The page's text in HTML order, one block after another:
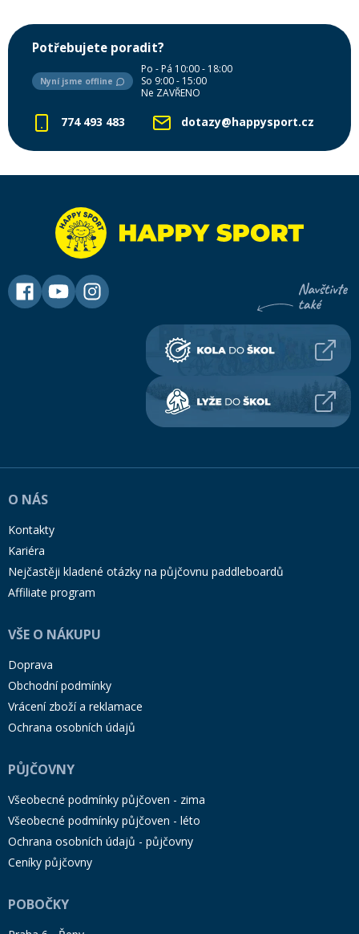
Potřebujete poradit?
Nyní jsme offline
Po - Pá 10:00 - 18:00
So 9:00 - 15:00
Ne ZAVŘENO
774 493 483 dotazy@happysport.cz
O NÁS
Kontakty
Kariéra
Nejčastěji kladené otázky na půjčovnu paddleboardů
Affiliate program
VŠE O NÁKUPU
Doprava
Obchodní podmínky
Vrácení zboží a reklamace
Ochrana osobních údajů
PŮJČOVNY
Všeobecné podmínky půjčoven - zima
Všeobecné podmínky půjčoven - léto
Ochrana osobních údajů - půjčovny
Ceníky půjčovny
POBOČKY